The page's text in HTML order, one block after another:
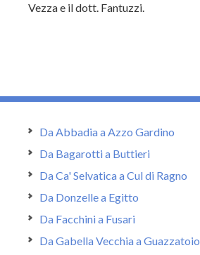
Vezza e il dott. Fantuzzi.
Da Abbadia a Azzo Gardino
Da Bagarotti a Buttieri
Da Ca' Selvatica a Cul di Ragno
Da Donzelle a Egitto
Da Facchini a Fusari
Da Gabella Vecchia a Guazzatoio